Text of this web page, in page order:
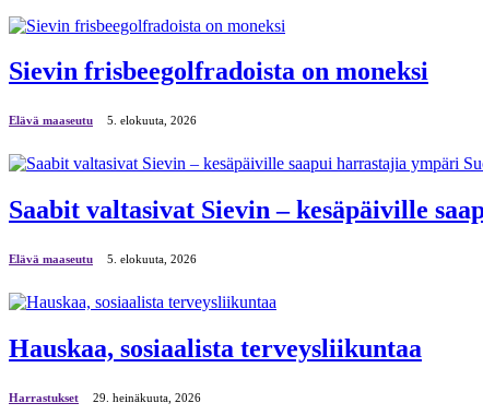
Sievin frisbeegolfradoista on moneksi
Elävä maaseutu 5. elokuuta, 2026
Saabit valtasivat Sievin – kesäpäiville
Elävä maaseutu 5. elokuuta, 2026
Hauskaa, sosiaalista terveysliikuntaa
Harrastukset 29. heinäkuuta, 2026